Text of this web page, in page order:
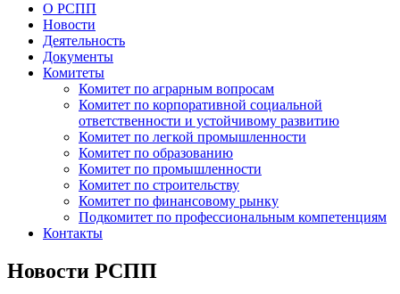
О РСПП
Новости
Деятельность
Документы
Комитеты
Комитет по аграрным вопросам
Комитет по корпоративной социальной
ответственности и устойчивому развитию
Комитет по легкой промышленности
Комитет по образованию
Комитет по промышленности
Комитет по строительству
Комитет по финансовому рынку
Подкомитет по профессиональным компетенциям
Контакты
Новости РСПП